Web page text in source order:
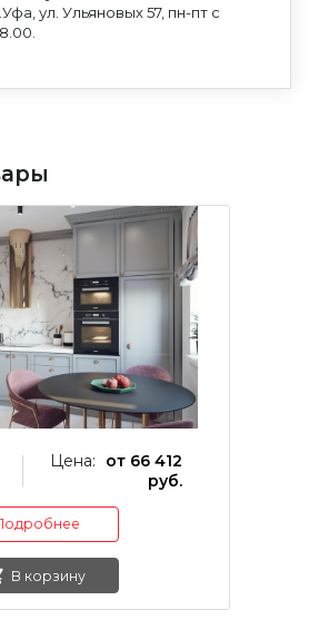
ул. Ульяновых 57, пн-пт с
Цена:
от 66 412
руб.
В корзину
на обработку персональных данных